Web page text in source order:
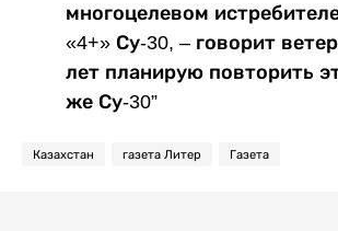
многоцелевом
«4+» Су-30, – говорит
лет планирую повторить
же Су-30”
Казахстан газета Литер Газета